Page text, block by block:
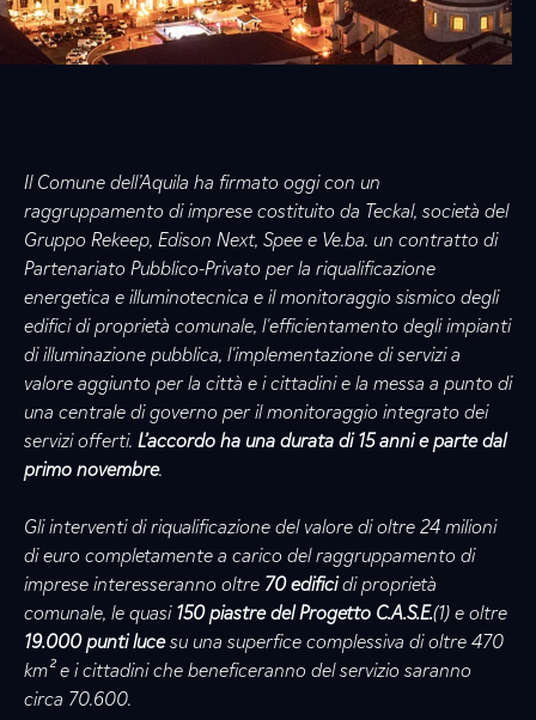
Il Comune dell’Aquila ha firmato oggi con un
raggruppamento di imprese costituito da Teckal, società del
Gruppo Rekeep, Edison Next, Spee e Ve.ba. un contratto di
Partenariato Pubblico-Privato per la riqualificazione
energetica e illuminotecnica e il monitoraggio sismico degli
edifici di proprietà comunale, l'efficientamento degli impianti
di illuminazione pubblica, l'implementazione di servizi a
valore aggiunto per la città e i cittadini e la messa a punto di
una centrale di governo per il monitoraggio integrato dei
servizi offerti. L’accordo ha una durata di 15 anni e parte dal
primo novembre.
Gli interventi di riqualificazione del valore di oltre 24 milioni
di euro completamente a carico del raggruppamento di
imprese interesseranno oltre 70 edificidi proprietà
comunale, le quasi 150 piastre del Progetto C.A.S.E.(1) e oltre
19.000 punti lucesu una superfice complessiva di oltre 470
km² e i cittadini che beneficeranno del servizio saranno
circa 70.600.